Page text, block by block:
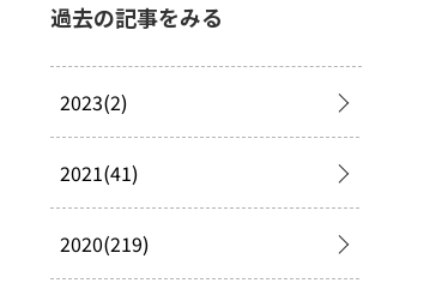
過去の記事をみる
2023(2)
2021(41)
2020(219)